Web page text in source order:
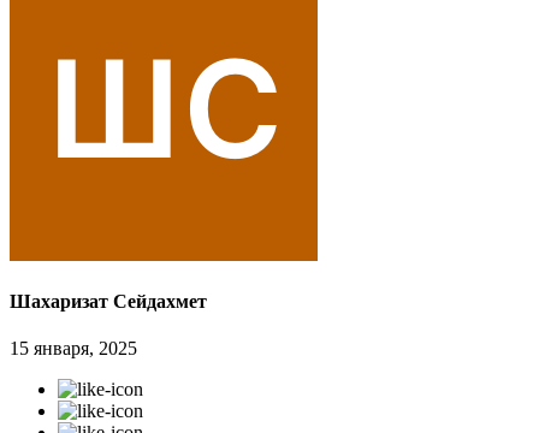
Шахаризат Сейдахмет
15 января, 2025